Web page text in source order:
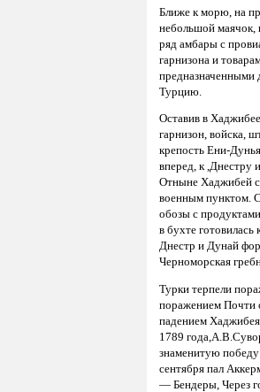
Ближе к морю, на
небольшой маячок,
ряд амбары с
гарнизона и
предназначенными
Турцию.
Оставив в
гарнизон, войска,
крепость Ени-
вперед, к ,Днестру
Отныне Хаджибей
военным пунктом.
обозы с
в бухте готовилась
Днестр и Дунай
Черноморская
Турки терпели
поражением Почти
падением
1789
знаменитую
сентября пал
— Бендеры, Через